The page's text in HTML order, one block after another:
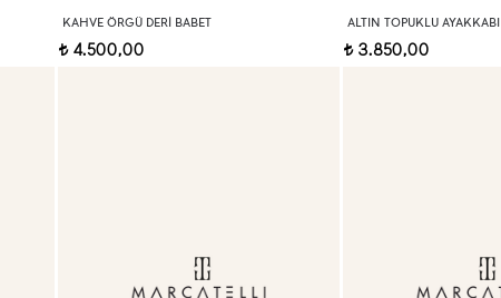
KAHVE ÖRGÜ DERI BABET
t4.500,00
ALTIN TOPUKLU AYAKKABI
t3.850,00